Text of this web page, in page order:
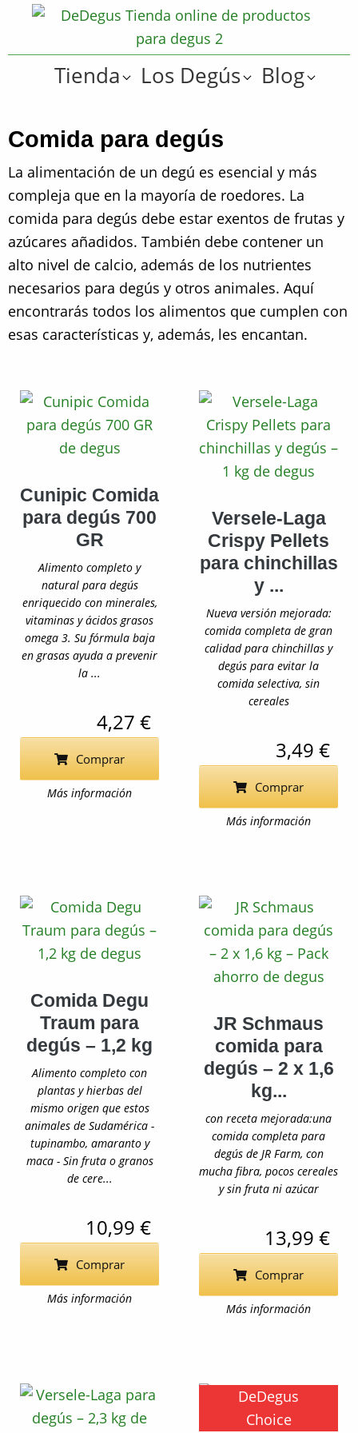
Saltar
la
navegación
Saltar
contenido
principal
De
Tienda
online
artículos
regalos
??
para
degús
??
Tienda Los Degús Blog
Comida para degús
La alimentación de un degú es esencial y más
compleja que en la mayoría de roedores. La
comida para degús debe estar exentos de frutas y
azúcares añadidos. También debe contener un
alto nivel de calcio, además de los nutrientes
necesarios para degús y otros animales. Aquí
encontrarás todos los alimentos que cumplen con
esas características y, además, les encantan.
Cunipic Comida
para degús 700
GR
Alimento completo y
natural para degús
enriquecido con minerales,
vitaminas y ácidos grasos
omega 3. Su fórmula baja
en grasas ayuda a prevenir
la ...
4,27 €
Comprar
Más información
Versele-Laga
Crispy Pellets
para chinchillas
y ...
Nueva versión mejorada:
comida completa de gran
calidad para chinchillas y
degús para evitar la
comida selectiva, sin
cereales
3,49 €
Comprar
Más información
Comida Degu
Traum para
degús – 1,2 kg
Alimento completo con
plantas y hierbas del
mismo origen que estos
animales de Sudamérica -
tupinambo, amaranto y
maca - Sin fruta o granos
de cere...
10,99 €
Comprar
Más información
JR Schmaus
comida para
degús – 2 x 1,6
kg...
con receta mejorada:una
comida completa para
degús de JR Farm, con
mucha fibra, pocos cereales
y sin fruta ni azúcar
13,99 €
Comprar
Más información